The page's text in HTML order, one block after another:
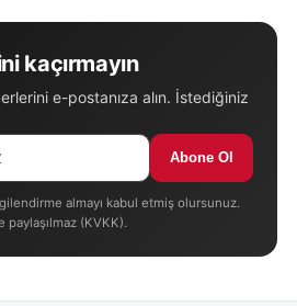
kaçırmayın
e-postanıza alın. İstediğiniz
Abone Ol
almayı kabul etmiş olursunuz.
(KVKK).